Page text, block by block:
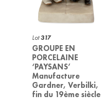
Lot317
GROUPE EN
PORCELAINE
‘PAYSANS’
Manufacture
Gardner, Verbilki,
fin du 19ème siècle